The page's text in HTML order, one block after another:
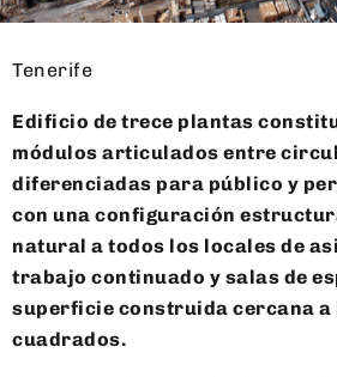
Tenerife
Edificio de trece plantas
módulos articulados entre
diferenciadas para público y
con una configuración
natural a todos los locales de
trabajo continuado y salas de
superficie construida cercana a
cuadrados.